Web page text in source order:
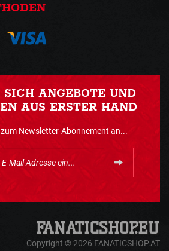
ANGEBOTE UND
AUS ERSTER HAND
zum Newsletter-Abonnement an...
Copyright © 2026 FANATICSHOP.AT